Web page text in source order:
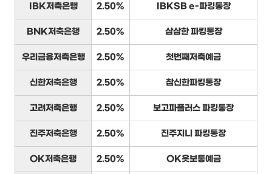
IBK저축은행 2.50% IBKSB e-파킹통장
BNK저축은행 2.50% 삼삼한 파킹통장
우리금융저축은행 2.50% 첫번째저축예금
신한저축은행 2.50% 참신한파킹통장
고려저축은행 2.50% 보고파플러스 파킹통장
진주저축은행 2.50% 진주지니 파킹통장
OK저축은행 2.50% OK읏보통예금